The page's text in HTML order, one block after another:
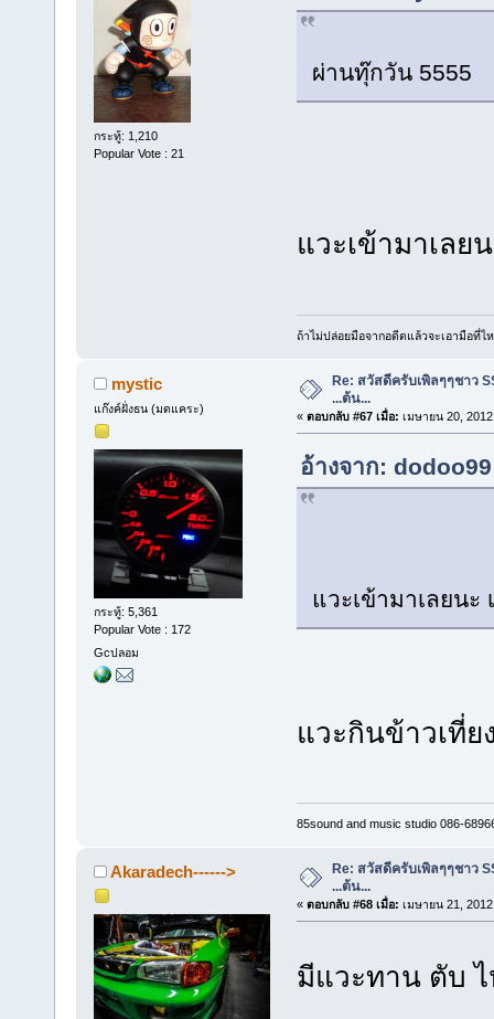
กระทู้: 1,210
Popular Vote : 21
ผ่านทุ๊กวัน 5555
แวะเข้ามาเลย
ถ้าไม่ปล่อยมือจากอดีตแล้วจะเอามือที่ไ
mystic
แก๊งค์ฝั่งธน (มดแคระ)
กระทู้: 5,361
Popular Vote : 172
Gcปลอม
Re: สวัสดีครับเพิลๆๆชาว
...ต้น...
« ตอบกลับ #67 เมื่อ: เมษายน 20,
อ้างจาก:
แวะเข้ามาเลยน
แวะกินข้าวเที่ย
85sound and music studio 086-
Akaradech------>
Re: สวัสดีครับเพิลๆๆชาว
...ต้น...
« ตอบกลับ #68 เมื่อ: เมษายน 21,
มีแวะทาน ตับ